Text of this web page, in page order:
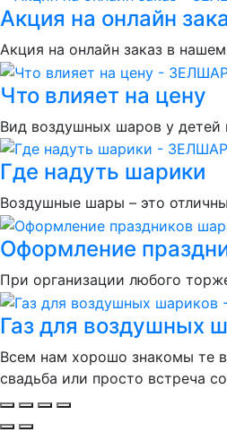
Акция на онлайн
Акция на онлайн заказ в
Что влияет на цену
Вид воздушных шаров у детей
Где надуть шарики
Воздушные шары – это
Оформление
При организации любого
Газ для воздушных
Всем нам хорошо знакомы те
свадьба или просто встреча